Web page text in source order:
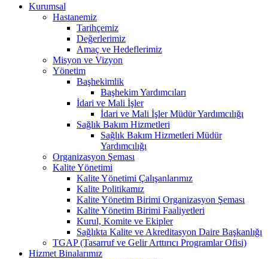
Kurumsal
Hastanemiz
Tarihçemiz
Değerlerimiz
Amaç ve Hedeflerimiz
Misyon ve Vizyon
Yönetim
Başhekimlik
Başhekim Yardımcıları
İdari ve Mali İşler
İdari ve Mali İşler Müdür Yardımcılığı
Sağlık Bakım Hizmetleri
Sağlık Bakım Hizmetleri Müdür
Yardımcılığı
Organizasyon Şeması
Kalite Yönetimi
Kalite Yönetimi Çalışanlarımız
Kalite Politikamız
Kalite Yönetim Birimi Organizasyon Şeması
Kalite Yönetim Birimi Faaliyetleri
Kurul, Komite ve Ekipler
Sağlıkta Kalite ve Akreditasyon Daire Başkanlığı
TGAP (Tasarruf ve Gelir Arttırıcı Programlar Ofisi)
Hizmet Binalarımız